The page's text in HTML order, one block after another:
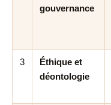
gouvernance
3
Éthique et
déontologie